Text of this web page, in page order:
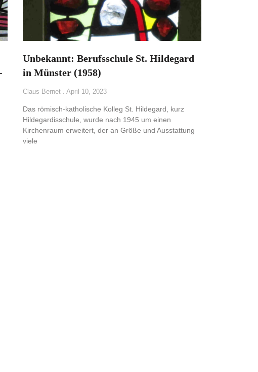
Unbekannt: Berufsschule St. Hildegard
in Münster (1958)
Claus Bernet April 10, 2023
Das römisch-katholische Kolleg St. Hildegard, kurz
Hildegardisschule, wurde nach 1945 um einen
Kirchenraum erweitert, der an Größe und Ausstattung
viele